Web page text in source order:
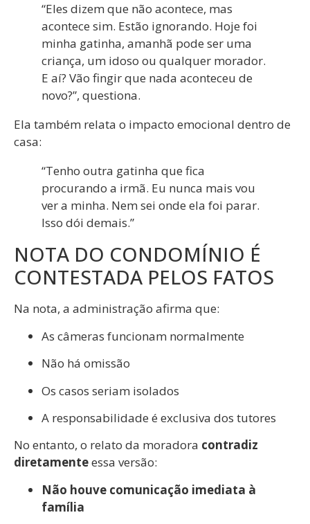
“Eles dizem que não acontece, mas
acontece sim. Estão ignorando. Hoje foi
minha gatinha, amanhã pode ser uma
criança, um idoso ou qualquer morador.
E aí? Vão fingir que nada aconteceu de
novo?”, questiona.
Ela também relata o impacto emocional dentro de
casa:
“Tenho outra gatinha que fica
procurando a irmã. Eu nunca mais vou
ver a minha. Nem sei onde ela foi parar.
Isso dói demais.”
NOTA DO CONDOMÍNIO É
CONTESTADA PELOS FATOS
Na nota, a administração afirma que:
As câmeras funcionam normalmente
Não há omissão
Os casos seriam isolados
A responsabilidade é exclusiva dos tutores
No entanto, o relato da moradora contradiz
diretamenteessa versão:
Não houve comunicação imediata à
família